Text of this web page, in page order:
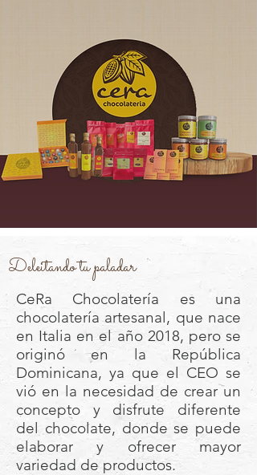
Deleitando tu paladar
CeRa Chocolatería es una
chocolatería artesanal, que nace
en Italia en el año 2018, pero se
originó en la República
Dominicana, ya que el CEO se
vió en la necesidad de crear un
concepto y disfrute diferente
del chocolate, donde se puede
elaborar y ofrecer mayor
variedad de productos.